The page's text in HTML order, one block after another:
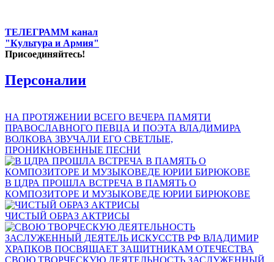
ТЕЛЕГРАММ канал
"Культура и Армия"
Присоединяйтесь!
Персоналии
НА ПРОТЯЖЕНИИ ВСЕГО ВЕЧЕРА ПАМЯТИ
ПРАВОСЛАВНОГО ПЕВЦА И ПОЭТА ВЛАДИМИРА
ВОЛКОВА ЗВУЧАЛИ ЕГО СВЕТЛЫЕ,
ПРОНИКНОВЕННЫЕ ПЕСНИ
В ЦДРА ПРОШЛА ВСТРЕЧА В ПАМЯТЬ О
КОМПОЗИТОРЕ И МУЗЫКОВЕДЕ ЮРИИ БИРЮКОВЕ
ЧИСТЫЙ ОБРАЗ АКТРИСЫ